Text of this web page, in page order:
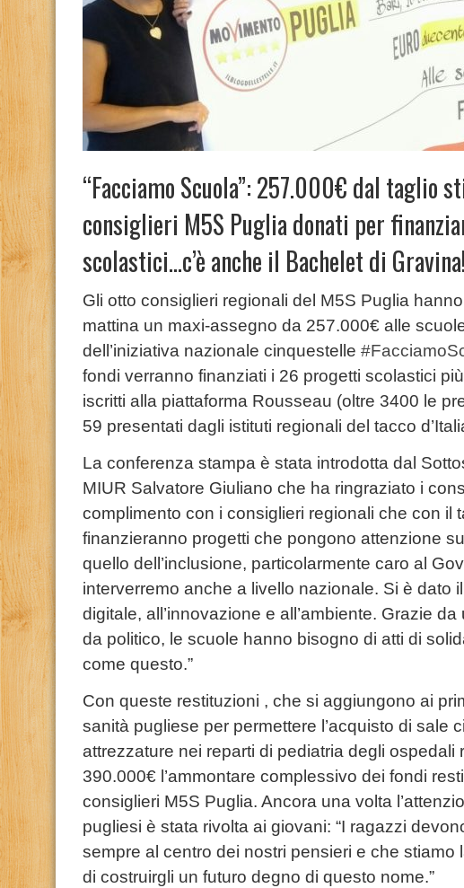
“Facciamo Scuola”: 257.000€ dal taglio
consiglieri M5S Puglia donati per
scolastici…c’è anche il Bachelet di Gravina!
Gli otto consiglieri regionali del M5S Puglia
mattina un maxi-assegno da 257.000€ alle
dell’iniziativa nazionale cinquestelle
fondi verranno finanziati i 26 progetti scolastici
iscritti alla piattaforma Rousseau (oltre 3400 le
59 presentati dagli istituti regionali del tacco
La conferenza stampa è stata introdotta dal
MIUR Salvatore Giuliano che ha ringraziato i
complimento con i consiglieri regionali che con il
finanzieranno progetti che pongono attenzione
quello dell’inclusione, particolarmente caro al
interverremo anche a livello nazionale. Si è dato
digitale, all’innovazione e all’ambiente. Grazie
da politico, le scuole hanno bisogno di atti di
come questo.”
Con queste restituzioni , che si aggiungono ai
sanità pugliese per permettere l’acquisto di sale
attrezzature nei reparti di pediatria degli ospedali
390.000€ l’ammontare complessivo dei fondi
consiglieri M5S Puglia. Ancora una volta
pugliesi è stata rivolta ai giovani: “I ragazzi
sempre al centro dei nostri pensieri e che stiamo
di costruirgli un futuro degno di questo nome.”